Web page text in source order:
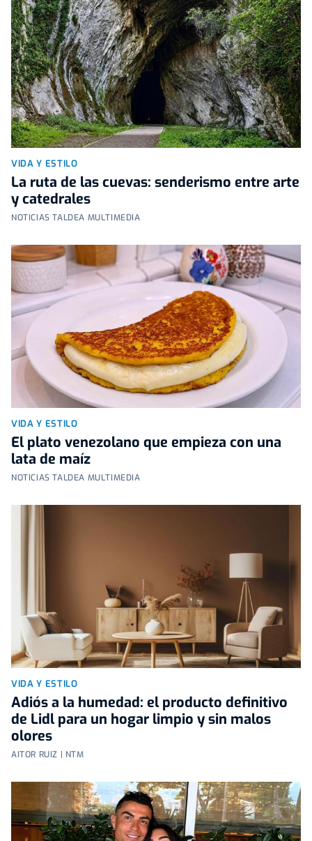
VIDA Y ESTILO
La ruta de las cuevas: senderismo entre arte
y catedrales
NOTICIAS TALDEA MULTIMEDIA
VIDA Y ESTILO
El plato venezolano que empieza con una
lata de maíz
NOTICIAS TALDEA MULTIMEDIA
VIDA Y ESTILO
Adiós a la humedad: el producto definitivo
de Lidl para un hogar limpio y sin malos
olores
AITOR RUIZ | NTM